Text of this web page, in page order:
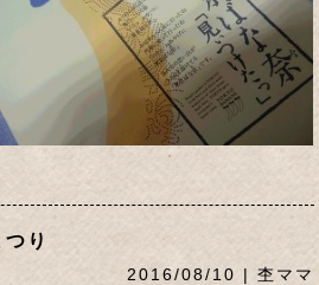
り
2016/08/10 | 杢ママ